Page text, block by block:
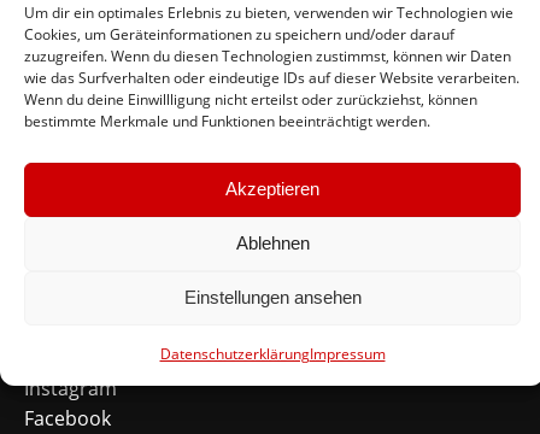
Um dir ein optimales Erlebnis zu bieten, verwenden wir Technologien wie
Cookies, um Geräteinformationen zu speichern und/oder darauf
zuzugreifen. Wenn du diesen Technologien zustimmst, können wir Daten
wie das Surfverhalten oder eindeutige IDs auf dieser Website verarbeiten.
Wenn du deine Einwillligung nicht erteilst oder zurückziehst, können
bestimmte Merkmale und Funktionen beeinträchtigt werden.
Akzeptieren
Ablehnen
Einstellungen ansehen
DatenschutzerklärungImpressum
Wehrleiter der VG BKS.
Feuerwehr Maring-Noviand
Instagram
Facebook